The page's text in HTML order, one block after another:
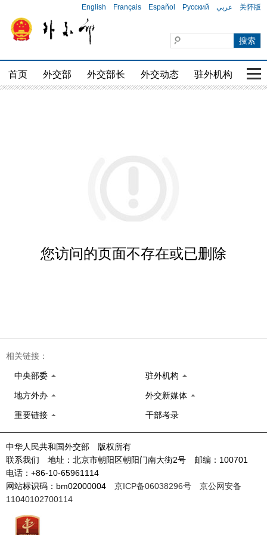
English Français Español Русский عربي 关怀版
首页 外交部 外交部长 外交动态 驻外机构 国
您访问的页面不存在或已删除
相关链接：
中央部委 驻外机构
地方外办 外交新媒体
重要链接 干部考录
中华人民共和国外交部 版权所有
联系我们 地址：北京市朝阳区朝阳门南大街2号 邮编：100701
电话：+86-10-65961114
网站标识码：bm02000004 京ICP备06038296号
京公网安备
11040102700114